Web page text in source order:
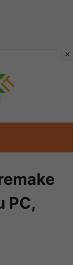
PC,